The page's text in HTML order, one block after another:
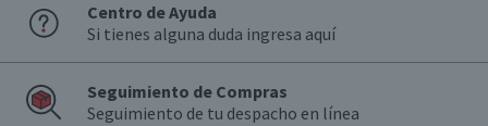
Centro de Ayuda
Si tienes alguna duda ingresa aquí
Seguimiento de Compras
Seguimiento de tu despacho en línea